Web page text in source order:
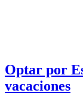
Optar por
vacaciones